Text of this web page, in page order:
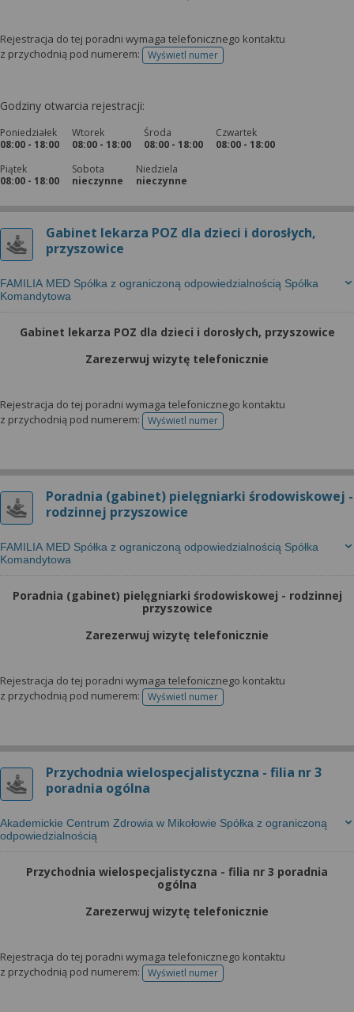
Rejestracja do tej poradni wymaga telefonicznego kontaktu
z przychodnią pod numerem:
Wyświetl numertelefonu do rejestracji
Godziny otwarcia rejestracji:
Poniedziałek
08:00 - 18:00
Wtorek
08:00 - 18:00
Środa
08:00 - 18:00
Czwartek
08:00 - 18:00
Piątek
08:00 - 18:00
Sobota
nieczynne
Niedziela
nieczynne
Gabinet lekarza POZ dla dzieci i dorosłych,
przyszowice
FAMILIA MED Spółka z ograniczoną odpowiedzialnością Spółka
Komandytowa
Gabinet lekarza POZ dla dzieci i dorosłych, przyszowice
Zarezerwuj wizytę telefonicznie
Rejestracja do tej poradni wymaga telefonicznego kontaktu
z przychodnią pod numerem:
Wyświetl numertelefonu do rejestracji
Poradnia (gabinet) pielęgniarki środowiskowej -
rodzinnej przyszowice
FAMILIA MED Spółka z ograniczoną odpowiedzialnością Spółka
Komandytowa
Poradnia (gabinet) pielęgniarki środowiskowej - rodzinnej
przyszowice
Zarezerwuj wizytę telefonicznie
Rejestracja do tej poradni wymaga telefonicznego kontaktu
z przychodnią pod numerem:
Wyświetl numertelefonu do rejestracji
Przychodnia wielospecjalistyczna - filia nr 3
poradnia ogólna
Akademickie Centrum Zdrowia w Mikołowie Spółka z ograniczoną
odpowiedzialnością
Przychodnia wielospecjalistyczna - filia nr 3 poradnia
ogólna
Zarezerwuj wizytę telefonicznie
Rejestracja do tej poradni wymaga telefonicznego kontaktu
z przychodnią pod numerem:
Wyświetl numertelefonu do rejestracji